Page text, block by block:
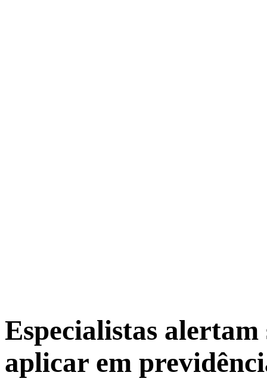
Especialistas
aplicar em